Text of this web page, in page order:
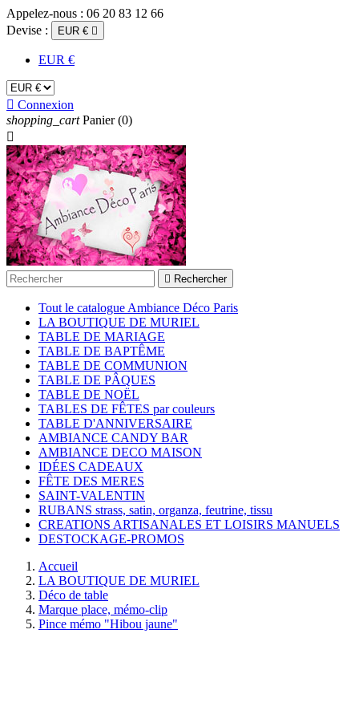
Appelez-nous : 06 20 83 12 66
Devise :
EUR € 
EUR €
 Connexion
shopping_cart Panier (0)

 Rechercher
Tout le catalogue Ambiance Déco Paris
LA BOUTIQUE DE MURIEL
TABLE DE MARIAGE
TABLE DE BAPTÊME
TABLE DE COMMUNION
TABLE DE PÂQUES
TABLE DE NOËL
TABLES DE FÊTES par couleurs
TABLE D'ANNIVERSAIRE
AMBIANCE CANDY BAR
AMBIANCE DECO MAISON
IDÉES CADEAUX
FÊTE DES MERES
SAINT-VALENTIN
RUBANS strass, satin, organza, feutrine, tissu
CREATIONS ARTISANALES ET LOISIRS MANUELS
DESTOCKAGE-PROMOS
Accueil
LA BOUTIQUE DE MURIEL
Déco de table
Marque place, mémo-clip
Pince mémo "Hibou jaune"